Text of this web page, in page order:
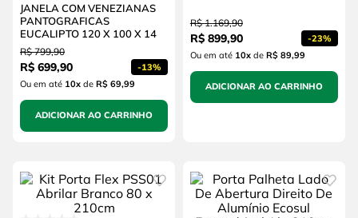
JANELA COM VENEZIANAS
PANTOGRAFICAS
EUCALIPTO 120 X 100 X 14
R$ 799,90
R$ 699,90 -13%
Ou em até 10xde R$ 69,99
ADICIONAR AO CARRINHO
R$ 1.169,90
R$ 899,90 -23%
Ou em até 10xde R$ 89,99
ADICIONAR AO CARRINHO